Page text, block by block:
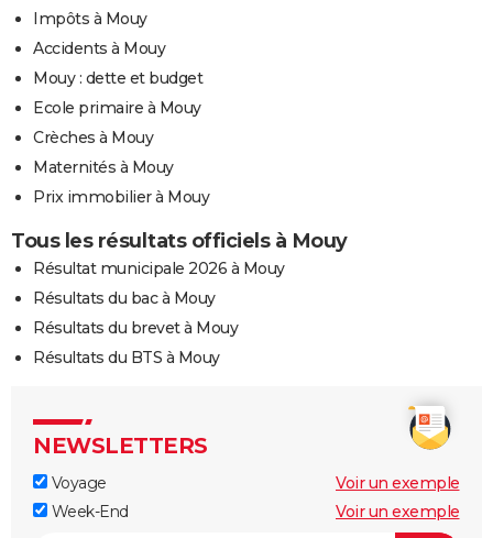
Impôts à Mouy
Accidents à Mouy
Mouy : dette et budget
Ecole primaire à Mouy
Crèches à Mouy
Maternités à Mouy
Prix immobilier à Mouy
Tous les résultats officiels à Mouy
Résultat municipale 2026 à Mouy
Résultats du bac à Mouy
Résultats du brevet à Mouy
Résultats du BTS à Mouy
NEWSLETTERS
Voyage
Voir un exemple
Week-End
Voir un exemple